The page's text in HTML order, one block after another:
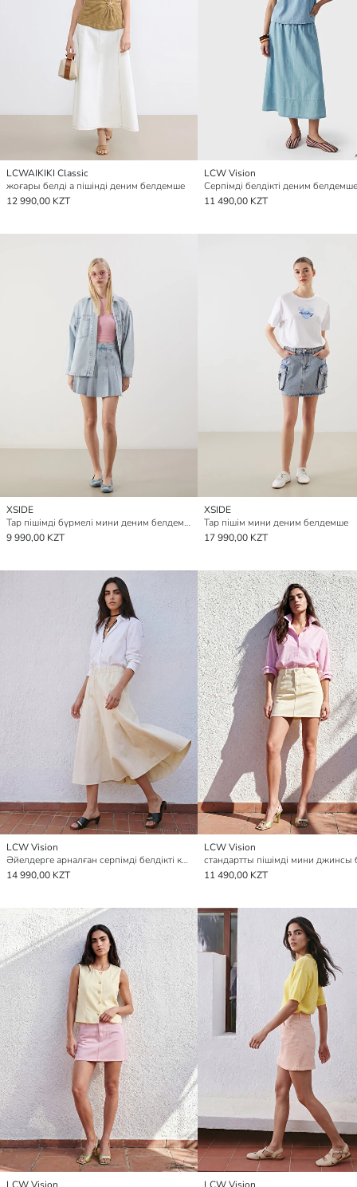
LCWAIKIKI Classic
жоғары белді а пішінді деним белдемше
12 990,00 KZT
LCW Vision
Серпімді белдікті деним белдемше
11 490,00 KZT
XSIDE
Тар пішімді бүрмелі мини деним белдемше
9 990,00 KZT
XSIDE
Тар пішім мини деним белдемше
17 990,00 KZT
LCW Vision
Әйелдерге арналған серпімді белдікті клеш деним белдемше
14 990,00 KZT
LCW Vision
11 490,00 KZT
LCW Vision LCW Vision